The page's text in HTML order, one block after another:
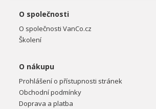
O společnosti
O společnosti VanCo.cz
Školení
O nákupu
Prohlášení o přístupnosti stránek
Obchodní podmínky
Doprava a platba